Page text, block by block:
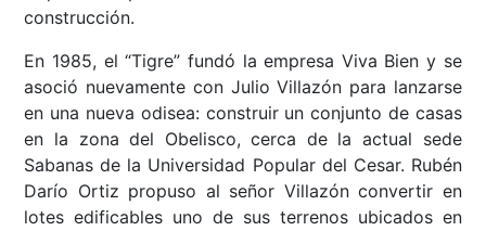
construcción.
En 1985, el “Tigre” fundó la empresa Viva Bien y se
asoció nuevamente con Julio Villazón para lanzarse
en una nueva odisea: construir un conjunto de casas
en la zona del Obelisco, cerca de la actual sede
Sabanas de la Universidad Popular del Cesar. Rubén
Darío Ortiz propuso al señor Villazón convertir en
lotes edificables uno de sus terrenos ubicados en